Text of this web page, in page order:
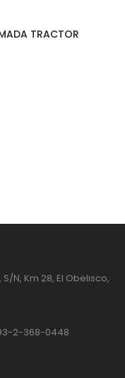
TRACTOR
N, Km 28, El Obelisco,
2-368-0448